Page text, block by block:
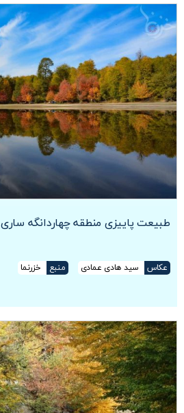
طبیعت پاییزی منطقه چهاردانگه ساری
عکاس سید هادی عمادی منبع
خزرنما